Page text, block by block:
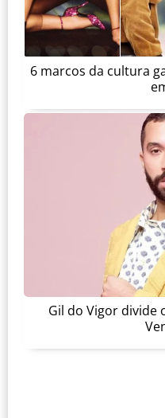
6 marcos da cultura
Gil do Vigor divide